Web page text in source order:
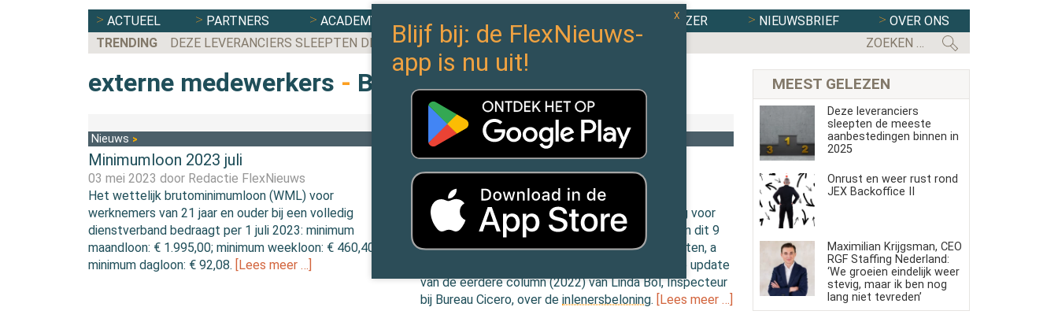
ACTUEEL PARTNERS ACADEMY TOP 100 CAO WIJZER NIEUWSBRIEF
OVER ONS
TRENDING
DEZE LEVERANCIERS SLEEPTEN DE MEESTE AANBESTEDINGEN BINNEN IN 2025
externe medewerkers - Bekijk alle berichten
Nieuws
Minimumloon 2023 juli
03 mei 2023 door Redactie FlexNieuws
Het wettelijk brutominimumloon (WML) voor
werknemers van 21 jaar en ouder bij een volledig
dienstverband bedraagt per 1 juli 2023: minimum
maandloon: € 1.995,00; minimum weekloon: € 460,40;
minimum dagloon: € 92,08. [Lees meer …]
In de branche
Update inlenersbeloning voor
uitzendkrachten 2023
30 januari 2023 doorLinda Bol
Vanaf 1 januari 2023 bestaat de inlenersbeloning voor
uitzendkrachten uit 10 elementen (in 2022 waren dit 9
elementen). In de uitzend-CAO zijn deze elementen, a
tot en met j, beschreven in artikel 16. Lees deze update
van de eerdere column (2022) van Linda Bol, Inspecteur
bij Bureau Cicero, over de inlenersbeloning. [Lees meer …]
MEEST GELEZEN
Deze leveranciers
sleepten de meeste
aanbestedingen binnen in
2025
Onrust en weer rust rond
JEX Backoffice II
Maximilian Krijgsman, CEO
RGF Staffing Nederland:
‘We groeien eindelijk weer
stevig, maar ik ben nog
lang niet tevreden’